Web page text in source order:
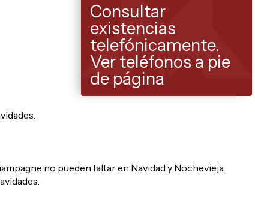
no pueden faltar en Navidad y Nochevieja.
Consultar
existencias
telefónicamente.
Ver teléfonos a pie
de página